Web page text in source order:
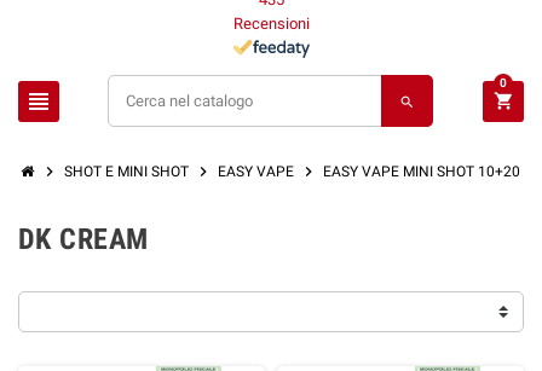
Recensioni
view_headline search shopping_cart
0
chevron_right SHOT E MINI SHOT chevron_right EASY VAPE chevron_right EASY VAPE MINI SHOT 10+20 ML
DK CREAM